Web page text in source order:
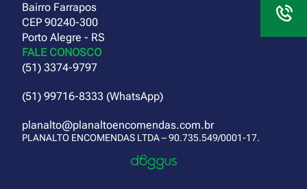
Bairro Farrapos
CEP 90240-300
Porto Alegre - RS
FALE CONOSCO
(51) 3374-9797
(51) 99716-8333 (WhatsApp)
planalto@planaltoencomendas.com.br
PLANALTO ENCOMENDAS LTDA – 90.735.549/0001-17.